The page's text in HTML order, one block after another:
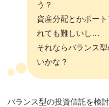
う？
資産分配とかポー
れても難しいし…
それならバランス
いかな？
バランス型の投資信託を検